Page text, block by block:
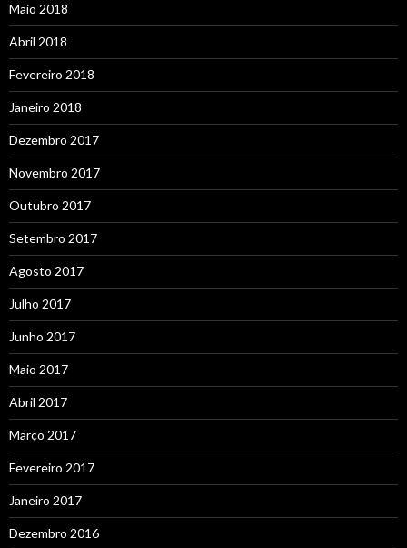
Maio 2018
Abril 2018
Fevereiro 2018
Janeiro 2018
Dezembro 2017
Novembro 2017
Outubro 2017
Setembro 2017
Agosto 2017
Julho 2017
Junho 2017
Maio 2017
Abril 2017
Março 2017
Fevereiro 2017
Janeiro 2017
Dezembro 2016